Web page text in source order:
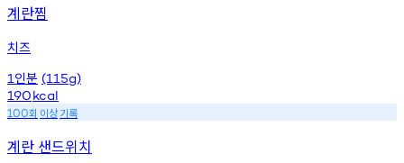
계란찜
치즈
1 인분 (115g)
190kcal
100회 이상기록
계란 샌드위치